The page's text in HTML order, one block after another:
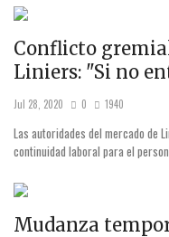
Conflicto
Liniers: "Si no
Jul 28, 2020 0 1940
Las autoridades del mercado de
continuidad laboral para el
Mudanza